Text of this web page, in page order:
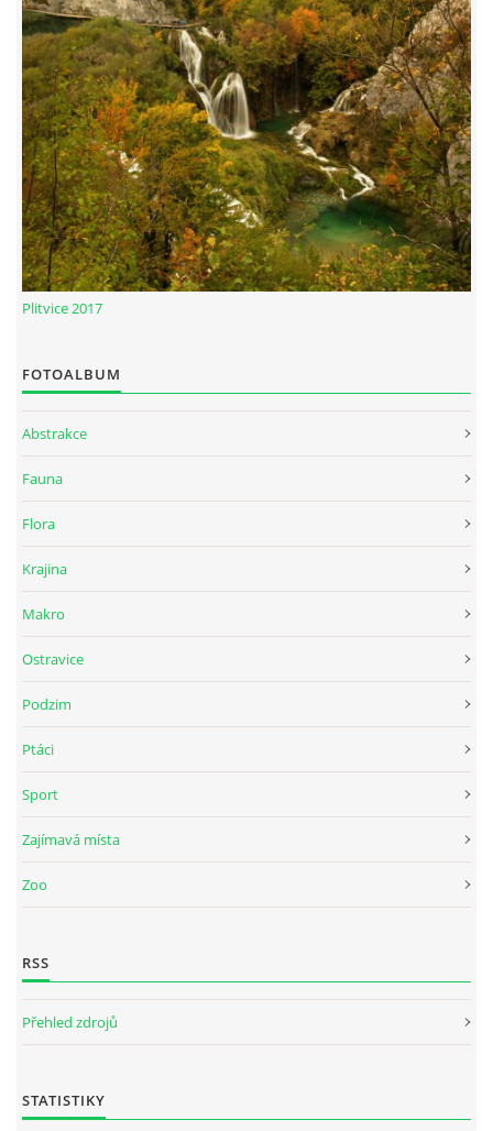
Plitvice 2017
FOTOALBUM
Abstrakce
Fauna
Flora
Krajina
Makro
Ostravice
Podzim
Ptáci
Sport
Zajímavá místa
Zoo
RSS
Přehled zdrojů
STATISTIKY